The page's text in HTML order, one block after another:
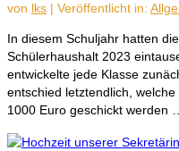
von lks | Veröffentlicht in:
In diesem Schuljahr hatten
Schülerhaushalt 2023
entwickelte jede Klasse
entschied letztendlich,
1000 Euro geschickt werden